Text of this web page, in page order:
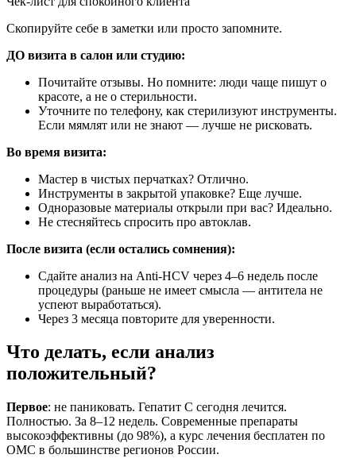
Скопируйте себе в заметки или просто запомните.
ДО визита в салон или студию:
Почитайте отзывы. Но помните: люди чаще пишут о
красоте, а не о стерильности.
Уточните по телефону, как стерилизуют инструменты.
Если мямлят или не знают — лучше не рисковать.
Во время визита:
Мастер в чистых перчатках? Отлично.
Инструменты в закрытой упаковке? Еще лучше.
Одноразовые материалы открыли при вас? Идеально.
Не стесняйтесь спросить про автоклав.
После визита (если остались сомнения):
Сдайте анализ на Anti-HCV через 4–6 недель после
процедуры (раньше не имеет смысла — антитела не
успеют выработаться).
Через 3 месяца повторите для уверенности.
Что делать, если анализ
положительный?
Первое: не паниковать. Гепатит С сегодня лечится.
Полностью. За 8–12 недель. Современные препараты
высокоэффективны (до 98%), а курс лечения бесплатен по
ОМС в большинстве регионов России.